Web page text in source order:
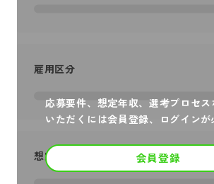
応募要件、想定年収、選考プロセス
いただくには会員登録、ログインが
会員登録
雇用区分
想定年収